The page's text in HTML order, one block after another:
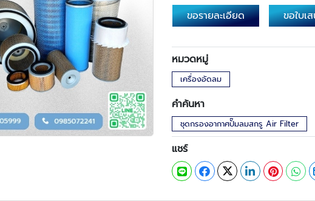
ขอรายละเอียด ขอใบเ
หมวดหมู่
เครื่องอัดลม
คำค้นหา
ชุดกรองอากาศปั๊มลมสกรู Air Filter
แชร์